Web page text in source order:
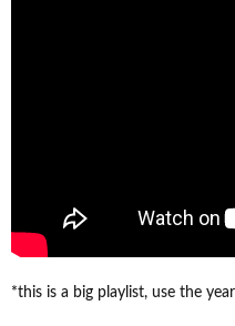
*this is a big playlist, use the